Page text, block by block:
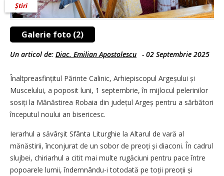
Galerie foto (2)
Știri
Un articol de: Diac. Emilian Apostolescu - 02 Septembrie 2025
Înaltpreasfințitul Părinte Calinic, Arhiepiscopul Argeșului și
Muscelului, a poposit luni, 1 septembrie, în mijlocul pelerinilor
sosiți la Mănăstirea Robaia din județul Argeș pentru a sărbători
începutul noului an bisericesc.
Ierarhul a săvârșit Sfânta Liturghie la Altarul de vară al
mănăstirii, înconjurat de un sobor de preoți și diaconi. În cadrul
slujbei, chiriarhul a citit mai multe rugăciuni pentru pace între
popoarele lumii, îndemnându-i totodată pe toții preoții și